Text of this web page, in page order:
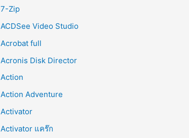
r
7-Zip
ACDSee Video Studio
Acrobat full
Acronis Disk Director
Action
Action Adventure
Activator
Activator แคร๊ก